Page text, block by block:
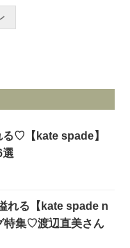
♡【kate spade】
選
れる【kate spade n
特集♡渡辺直美さん